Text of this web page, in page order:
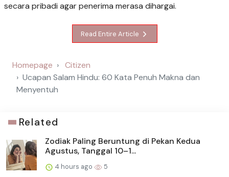
secara pribadi agar penerima merasa dihargai.
Read Entire Article
Homepage
Citizen
Ucapan Salam Hindu: 60 Kata Penuh Makna dan
Menyentuh
Related
Zodiak Paling Beruntung di Pekan Kedua
Agustus, Tanggal 10–1...
4 hours ago 5